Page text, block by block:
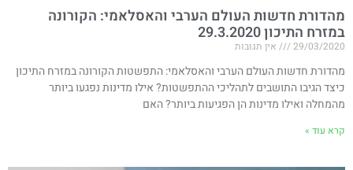
מהדורת חדשות העולם הערבי והאסלאמי: הקורונה
במזרח התיכון 29.3.2020
29/03/2020 אין תגובות
מהדורת חדשות העולם הערבי והאסלאמי: התפשטות הקורונה במזרח התיכון
כיצד הגיבו התושבים לתהליכי ההתפשטות? אילו מדינות נפגעו ביותר
מהמחלה ואילו מדינות הן הפגיעות ביותר? האם
קרא עוד »